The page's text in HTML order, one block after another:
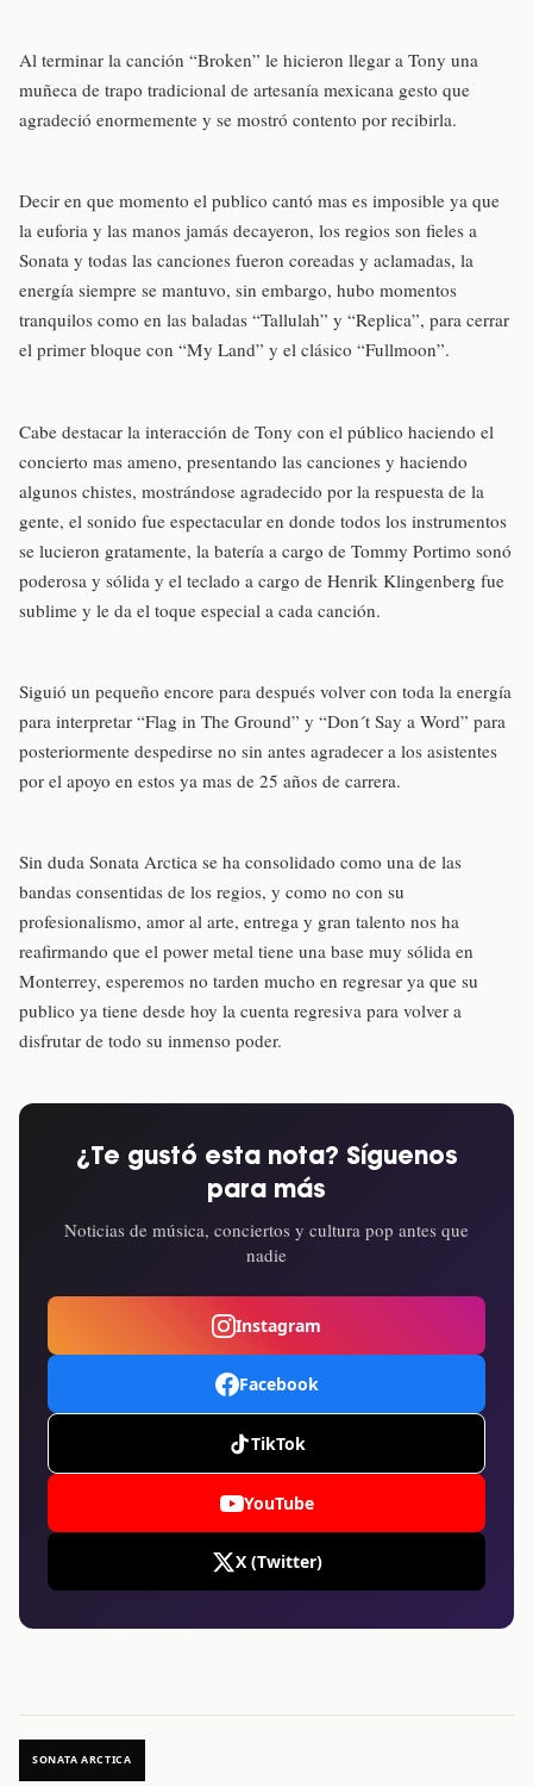
Al terminar la canción “Broken” le hicieron llegar a Tony una
muñeca de trapo tradicional de artesanía mexicana gesto que
agradeció enormemente y se mostró contento por recibirla.
Decir en que momento el publico cantó mas es imposible ya que
la euforia y las manos jamás decayeron, los regios son fieles a
Sonata y todas las canciones fueron coreadas y aclamadas, la
energía siempre se mantuvo, sin embargo, hubo momentos
tranquilos como en las baladas “Tallulah” y “Replica”, para cerrar
el primer bloque con “My Land” y el clásico “Fullmoon”.
Cabe destacar la interacción de Tony con el público haciendo el
concierto mas ameno, presentando las canciones y haciendo
algunos chistes, mostrándose agradecido por la respuesta de la
gente, el sonido fue espectacular en donde todos los instrumentos
se lucieron gratamente, la batería a cargo de Tommy Portimo sonó
poderosa y sólida y el teclado a cargo de Henrik Klingenberg fue
sublime y le da el toque especial a cada canción.
Siguió un pequeño encore para después volver con toda la energía
para interpretar “Flag in The Ground” y “Don´t Say a Word” para
posteriormente despedirse no sin antes agradecer a los asistentes
por el apoyo en estos ya mas de 25 años de carrera.
Sin duda Sonata Arctica se ha consolidado como una de las
bandas consentidas de los regios, y como no con su
profesionalismo, amor al arte, entrega y gran talento nos ha
reafirmando que el power metal tiene una base muy sólida en
Monterrey, esperemos no tarden mucho en regresar ya que su
publico ya tiene desde hoy la cuenta regresiva para volver a
disfrutar de todo su inmenso poder.
¿Te gustó esta nota? Síguenos
para más
Noticias de música, conciertos y cultura pop antes que
nadie
Instagram
Facebook
TikTok
YouTube
X (Twitter)
SONATA ARCTICA